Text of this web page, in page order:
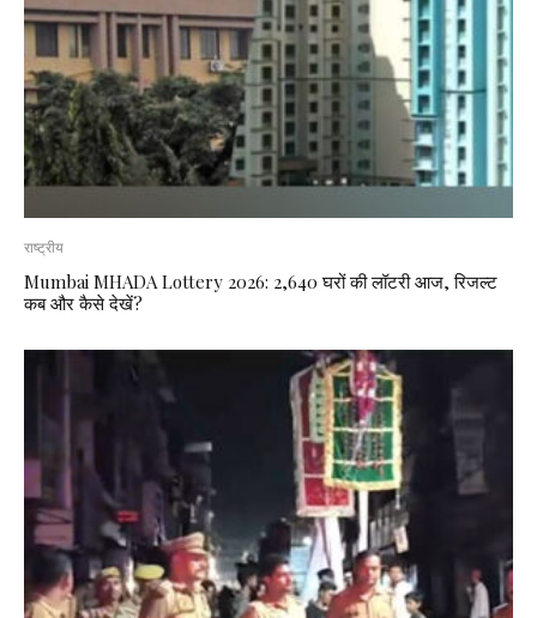
राष्ट्रीय
Mumbai MHADA Lottery 2026: 2,640 घरों की लॉटरी आज, रिजल्ट
कब और कैसे देखें?